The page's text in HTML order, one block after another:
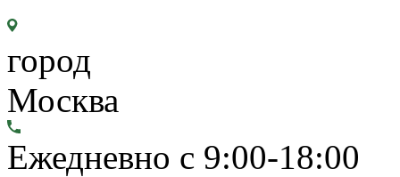
город
Москва
Ежедневно с 9:00-18:00